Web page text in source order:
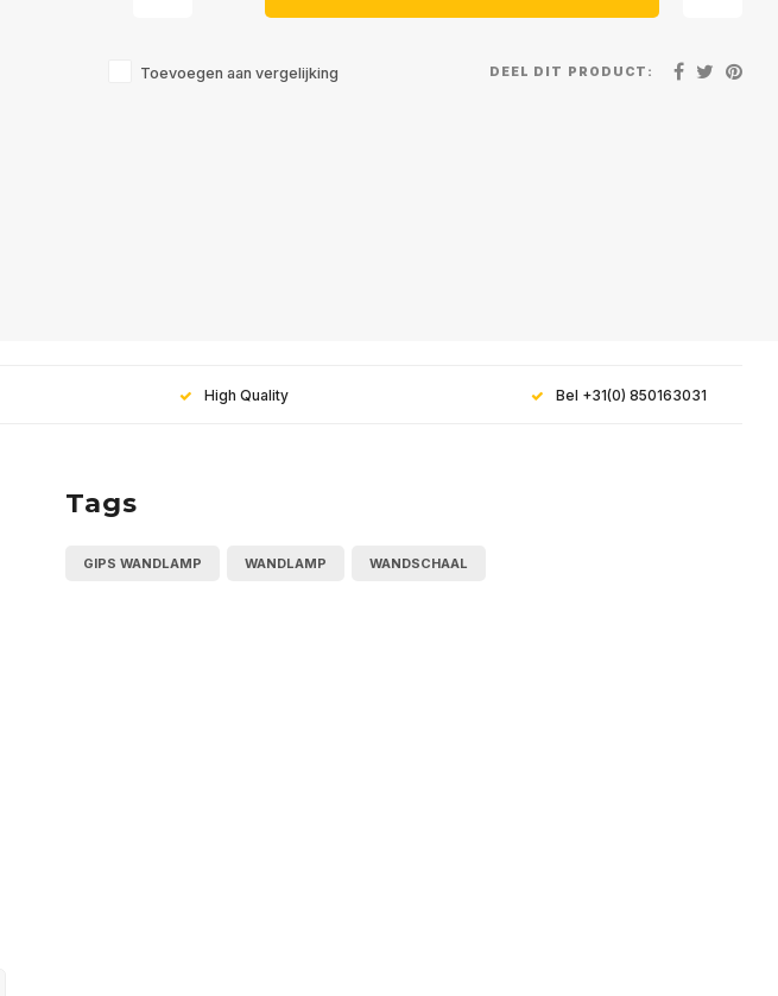
Toevoegen aan vergelijking DEEL DIT PRODUCT:
High Quality Bel +31(0) 850163031
Tags
GIPS WANDLAMP WANDLAMP WANDSCHAAL